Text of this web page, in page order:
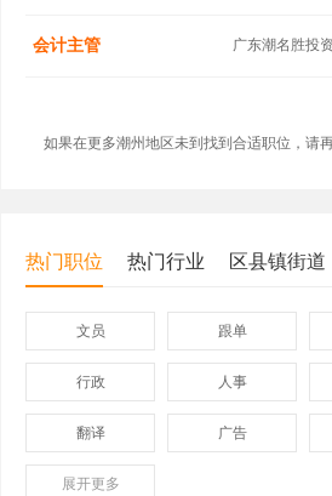
会计主管 广东潮名胜投
如果在更多潮州地区未到找到合适职位，请
热门职位 热门行业 区县镇街道
文员 跟单
行政 人事
翻译 广告
保险
展开更多